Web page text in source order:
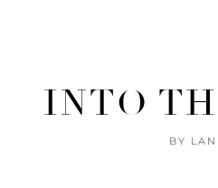
INTO
BY